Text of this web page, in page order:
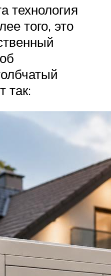
технология
того, это
так: